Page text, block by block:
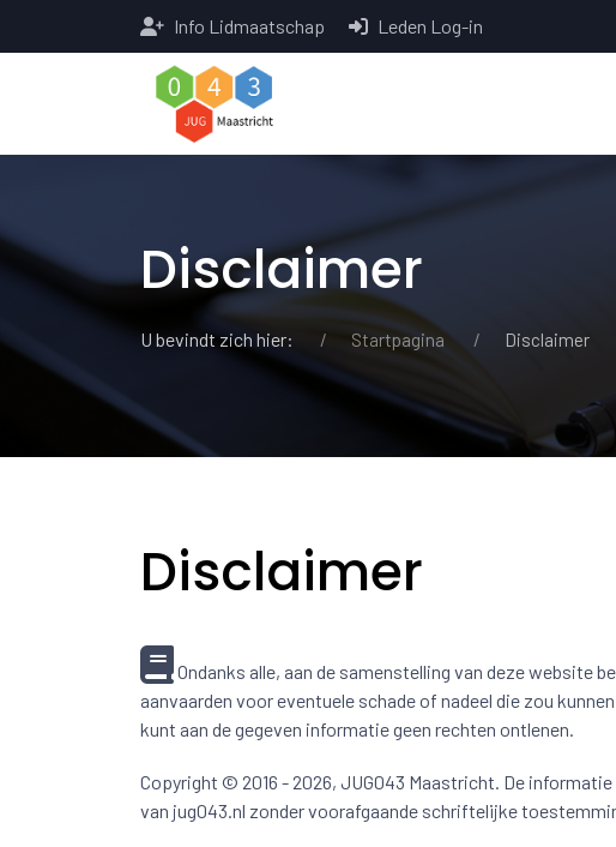
Info Lidmaatschap Leden Log-in
Disclaimer
U bevindt zich hier: Startpagina Disclaimer
Disclaimer
Ondanks alle, aan de samenstelling van deze website
aanvaarden voor eventuele schade of nadeel die zou
kunt aan de gegeven informatie geen rechten ontlenen.
Copyright © 2016 - 2026, JUG043 Maastricht. De
van jug043.nl zonder voorafgaande schriftelijke